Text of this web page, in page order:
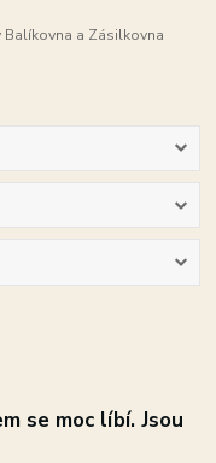
a Zásilkovna
se moc líbí. Jsou